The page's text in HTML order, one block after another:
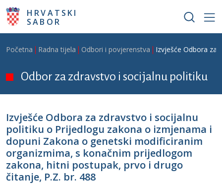
Skoči na glavni sadržaj
HRVATSKI
SABOR
Breadcrumb
Početna Radna tijela Odbori i povjerenstva Izvješće Odbora za
Odbor za zdravstvo i socijalnu politiku
Izvješće Odbora za zdravstvo i socijalnu
politiku o Prijedlogu zakona o izmjenama i
dopuni Zakona o genetski modificiranim
organizmima, s konačnim prijedlogom
zakona, hitni postupak, prvo i drugo
čitanje, P.Z. br. 488